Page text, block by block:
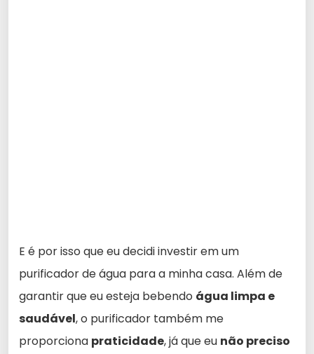
E é por isso que eu decidi investir em um
purificador de água para a minha casa. Além de
garantir que eu esteja bebendo água limpa e
saudável, o purificador também me
proporciona praticidade, já que eu não preciso